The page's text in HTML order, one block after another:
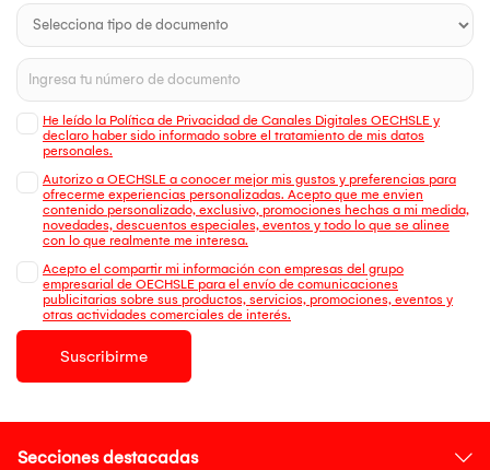
He leído la Política de Privacidad de Canales Digitales OECHSLE y
declaro haber sido informado sobre el tratamiento de mis datos
personales.
Autorizo a OECHSLE a conocer mejor mis gustos y preferencias para
ofrecerme experiencias personalizadas. Acepto que me envien
contenido personalizado, exclusivo, promociones hechas a mi medida,
novedades, descuentos especiales, eventos y todo lo que se alinee
con lo que realmente me interesa.
Acepto el compartir mi información con empresas del grupo
empresarial de OECHSLE para el envío de comunicaciones
publicitarias sobre sus productos, servicios, promociones, eventos y
otras actividades comerciales de interés.
Suscribirme
Secciones destacadas